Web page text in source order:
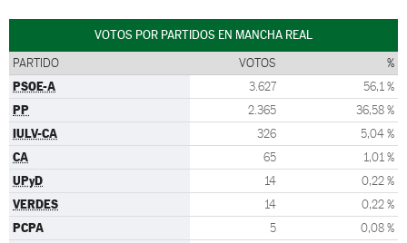
VOTOS POR PARTIDOS EN MANCHA REAL
PARTIDO VOTOS %
PSOE-A 3.627 56,1 %
PP 2.365 36,58 %
IULV-CA 326 5,04 %
CA 65 1,01 %
UPyD 14 0,22 %
VERDES 14 0,22 %
PCPA 5 0,08 %